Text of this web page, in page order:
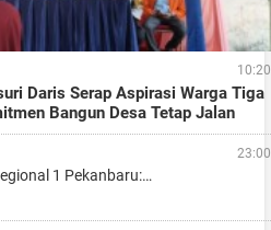
10:20
Daris Serap Aspirasi Warga Tiga
Bangun Desa Tetap Jalan
23:00
1 Pekanbaru:…